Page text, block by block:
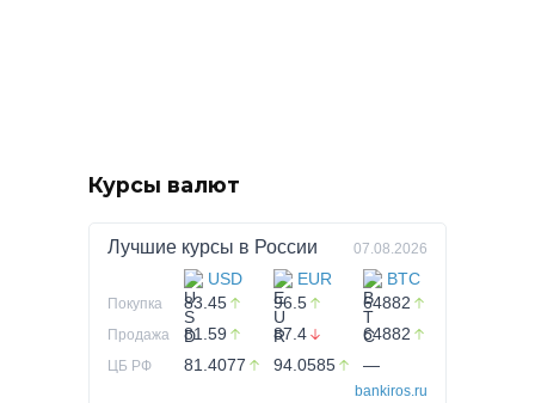
Курсы валют
Лучшие курсы в России 07.08.2026
USD EUR BTC
Покупка 83.45 96.5 64882
Продажа 81.59 87.4 64882
ЦБ РФ 81.4077 94.0585 —
bankiros.ru